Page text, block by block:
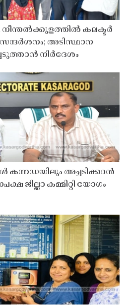
നീന്തൽക്കുളത്തിൽ കലക്ടർ
അടിസ്ഥാന
നിർദേശം
കന്നഡയിലും അച്ചടിക്കാൻ
ജില്ലാ കമ്മിറ്റി യോഗം